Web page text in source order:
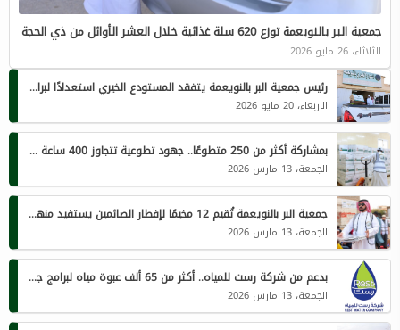
جمعية البر بالنويعمة توزع 620 سلة غذائية خلال العشر الأوائل من ذي الحجة
الثلاثاء، 26 مايو 2026
رئيس جمعية البر بالنويعمة يتفقد المستودع الخيري استعدادًا لبرامج ذي الحجة 1447هـ
الاربعاء، 20 مايو 2026
بمشاركة أكثر من 250 متطوعًا.. جهود تطوعية تتجاوز 400 ساعة لخدمة الصائمين في جمعية النويعمة
الجمعة، 13 مارس 2026
جمعية البر بالنويعمة تُقيم 12 مخيمًا لإفطار الصائمين يستفيد منها أكثر من 1450 فردًا يوميًا
الجمعة، 13 مارس 2026
بدعم من شركة رست للمياه.. أكثر من 65 ألف عبوة مياه لبرامج جمعية البر الخيرية بالنويعمة الرمضانية
الجمعة، 13 مارس 2026